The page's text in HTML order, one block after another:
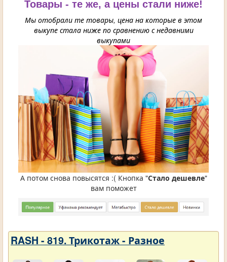
Товары - те же, а цены стали ниже!
Мы отобрали те товары, цена на которые в этом
выкупе стала ниже по сравнению с недавними
выкупами
А потом снова повысятся :( Кнопка "Стало дешевле"
вам поможет
RASH - 819. Трикотаж - Разное